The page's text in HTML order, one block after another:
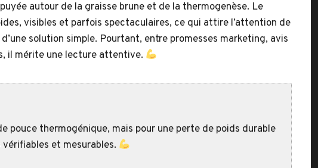
autour de la graisse brune et de la thermogenèse. Le
visibles et parfois spectaculaires, ce qui attire l’attention de
solution simple. Pourtant, entre promesses marketing, avis
il mérite une lecture attentive.
pouce thermogénique, mais pour une perte de poids durable
et mesurables.